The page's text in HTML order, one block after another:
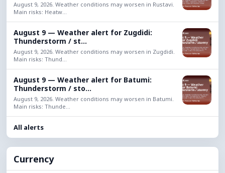
August 9, 2026. Weather conditions may worsen in Rustavi.
Main risks: Heatw...
August 9 — Weather alert for Zugdidi:
Thunderstorm / st...
August 9, 2026. Weather conditions may worsen in Zugdidi.
Main risks: Thund...
August 9 — Weather alert for Batumi:
Thunderstorm / sto...
August 9, 2026. Weather conditions may worsen in Batumi.
Main risks: Thunde...
All alerts
Currency